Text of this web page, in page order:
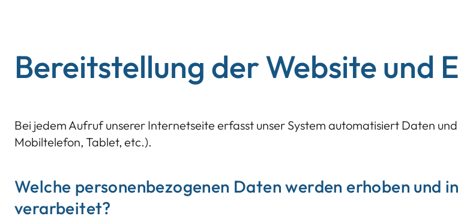
Bereitstellung der Website und
Bei jedem Aufruf unserer Internetseite erfasst unser System automatisiert Daten
Mobiltelefon, Tablet, etc.).
Welche personenbezogenen Daten werden erhoben und
verarbeitet?